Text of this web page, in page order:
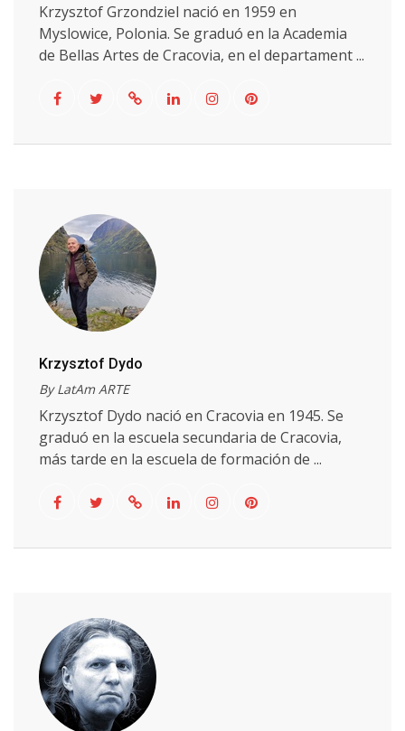
Krzysztof Grzondziel nació en 1959 en
Myslowice, Polonia. Se graduó en la Academia
de Bellas Artes de Cracovia, en el departament ...
Krzysztof Dydo
By LatAm ARTE
Krzysztof Dydo nació en Cracovia en 1945. Se
graduó en la escuela secundaria de Cracovia,
más tarde en la escuela de formación de ...